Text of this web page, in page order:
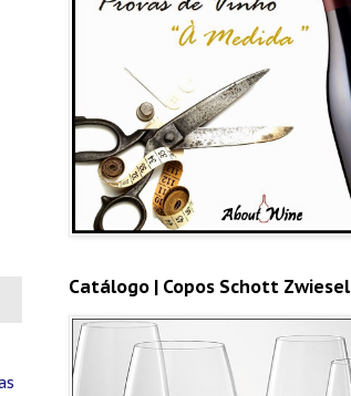
Catálogo | Copos Schott Zwiesel